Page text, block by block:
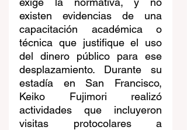
existen evidencias de una
capacitación académica o
técnica que justifique el uso
del dinero público para ese
desplazamiento. Durante su
estadía en San Francisco,
Keiko Fujimori realizó
actividades que incluyeron
visitas protocolares a